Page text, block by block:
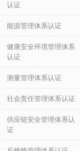
认证
能源管理体系认证
健康安全环境管理体系
认证
测量管理体系认证
社会责任管理体系认证
供应链安全管理体系认
证